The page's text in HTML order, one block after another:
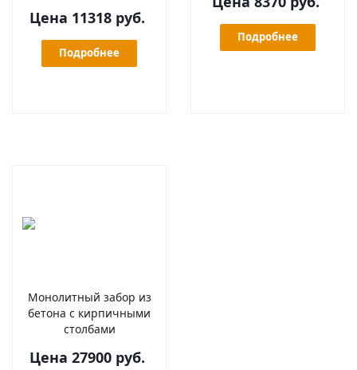
Цена 11318 руб.
Подробнее
Подробнее
Монолитный забор из
бетона с кирпичными
столбами
Цена 27900 руб.